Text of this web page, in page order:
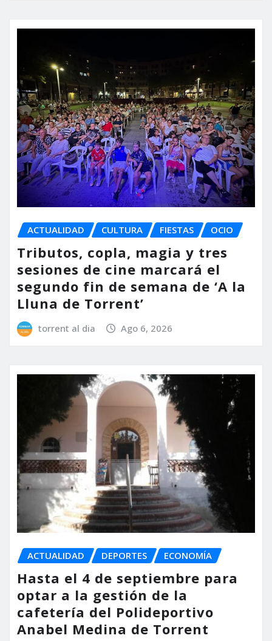
ACTUALIDAD CULTURA FIESTAS OCIO
Tributos, copla, magia y tres
sesiones de cine marcará el
segundo fin de semana de ‘A la
Lluna de Torrent’
torrent al dia Ago 6, 2026
ACTUALIDAD DEPORTES ECONOMÍA
Hasta el 4 de septiembre para
optar a la gestión de la
cafetería del Polideportivo
Anabel Medina de Torrent